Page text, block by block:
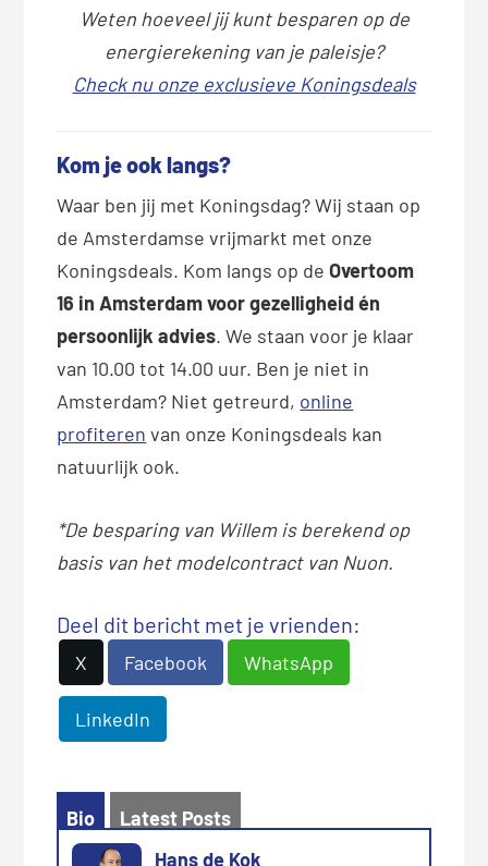
Weten hoeveel jij kunt besparen op de
energierekening van je paleisje?
Check nu onze exclusieve Koningsdeals
Kom je ook langs?
Waar ben jij met Koningsdag? Wij staan op
de Amsterdamse vrijmarkt met onze
Koningsdeals. Kom langs op deOvertoom
16 in Amsterdam voor gezelligheid én
persoonlijk advies. We staan voor je klaar
van 10.00 tot 14.00 uur. Ben je niet in
Amsterdam? Niet getreurd, online
profiteren van onze Koningsdeals kan
natuurlijk ook.
*De besparing van Willem is berekend op
basis van het modelcontract van Nuon.
Deel dit bericht met je vrienden:
X Facebook WhatsApp
LinkedIn
Bio
Latest Posts
Hans de Kok